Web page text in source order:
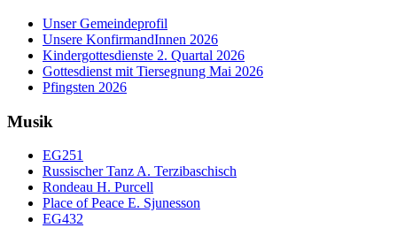
Unser Gemeindeprofil
Unsere KonfirmandInnen 2026
Kindergottesdienste 2. Quartal 2026
Gottesdienst mit Tiersegnung Mai 2026
Pfingsten 2026
Musik
EG251
Russischer Tanz A. Terzibaschisch
Rondeau H. Purcell
Place of Peace E. Sjunesson
EG432